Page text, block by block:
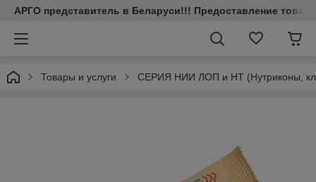
АРГО представитель в Беларуси!!! Предоставление
Товары и услуги СЕРИЯ НИИ ЛОП и НТ (Нутриконы,